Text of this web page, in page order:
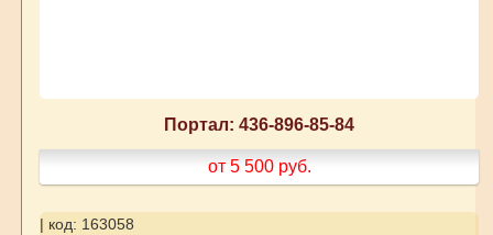
Портал: 436-896-85-84
от 5 500 руб.
| код: 163058